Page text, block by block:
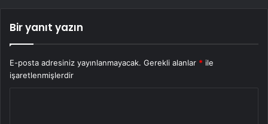
Bir yanıt yazın
E-posta adresiniz yayınlanmayacak. Gerekli alanlar * ile
işaretlenmişlerdir